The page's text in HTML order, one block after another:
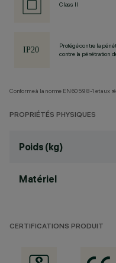
Class II
Protégé contre la
contre la pénétration
Conforme à la norme EN60598-1 et aux
PROPRIÉTÉS PHYSIQUES
Poids (kg)
Matériel
CERTIFICATIONS PRODUIT